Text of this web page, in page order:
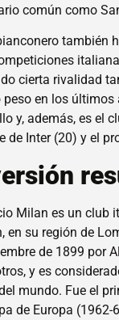
común como
también
cierta rivalidad
en los últimos
y, además, es el
de Inter (20) y el
Milan es un club
en su región de
de 1899 por
y es
mundo. Fue el
de Europa (1962-